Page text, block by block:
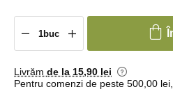
Livrăm de la 15,90 lei
Pentru comenzi de peste 500,00